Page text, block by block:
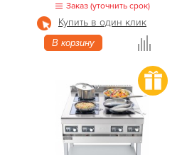
Заказ (уточнить срок)
Купить в один клик
В корзину